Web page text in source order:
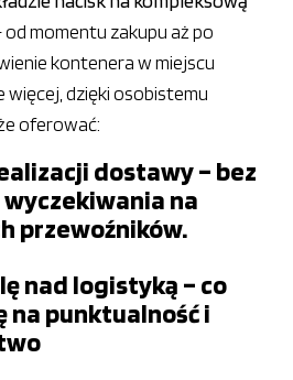
od momentu zakupu aż po
kontenera w miejscu
więcej, dzięki osobistemu
oferować:
dostawy – bez
na
przewoźników.
nad logistyką – co
na punktualność i